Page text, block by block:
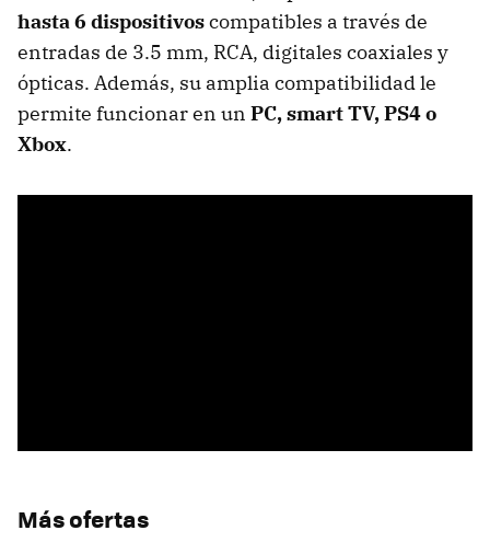
hasta 6 dispositivoscompatibles a través de
entradas de 3.5 mm, RCA, digitales coaxiales y
ópticas. Además, su amplia compatibilidad le
permite funcionar en un PC, smart TV, PS4 o
Xbox.
Más ofertas